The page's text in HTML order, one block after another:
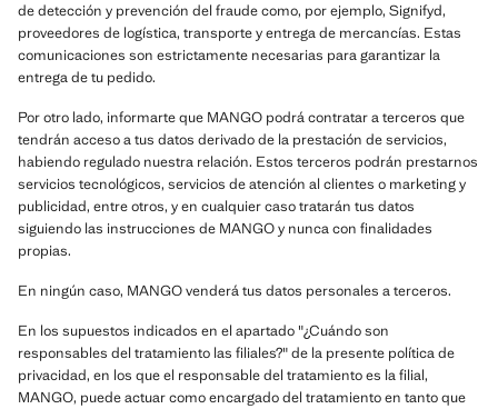
de detección y prevención del fraude como, por ejemplo, Signifyd,
proveedores de logística, transporte y entrega de mercancías. Estas
comunicaciones son estrictamente necesarias para garantizar la
entrega de tu pedido.
Por otro lado, informarte que MANGO podrá contratar a terceros que
tendrán acceso a tus datos derivado de la prestación de servicios,
habiendo regulado nuestra relación. Estos terceros podrán prestarnos
servicios tecnológicos, servicios de atención al clientes o marketing y
publicidad, entre otros, y en cualquier caso tratarán tus datos
siguiendo las instrucciones de MANGO y nunca con finalidades
propias.
En ningún caso, MANGO venderá tus datos personales a terceros.
En los supuestos indicados en el apartado "¿Cuándo son
responsables del tratamiento las filiales?" de la presente política de
privacidad, en los que el responsable del tratamiento es la filial,
MANGO, puede actuar como encargado del tratamiento en tanto que